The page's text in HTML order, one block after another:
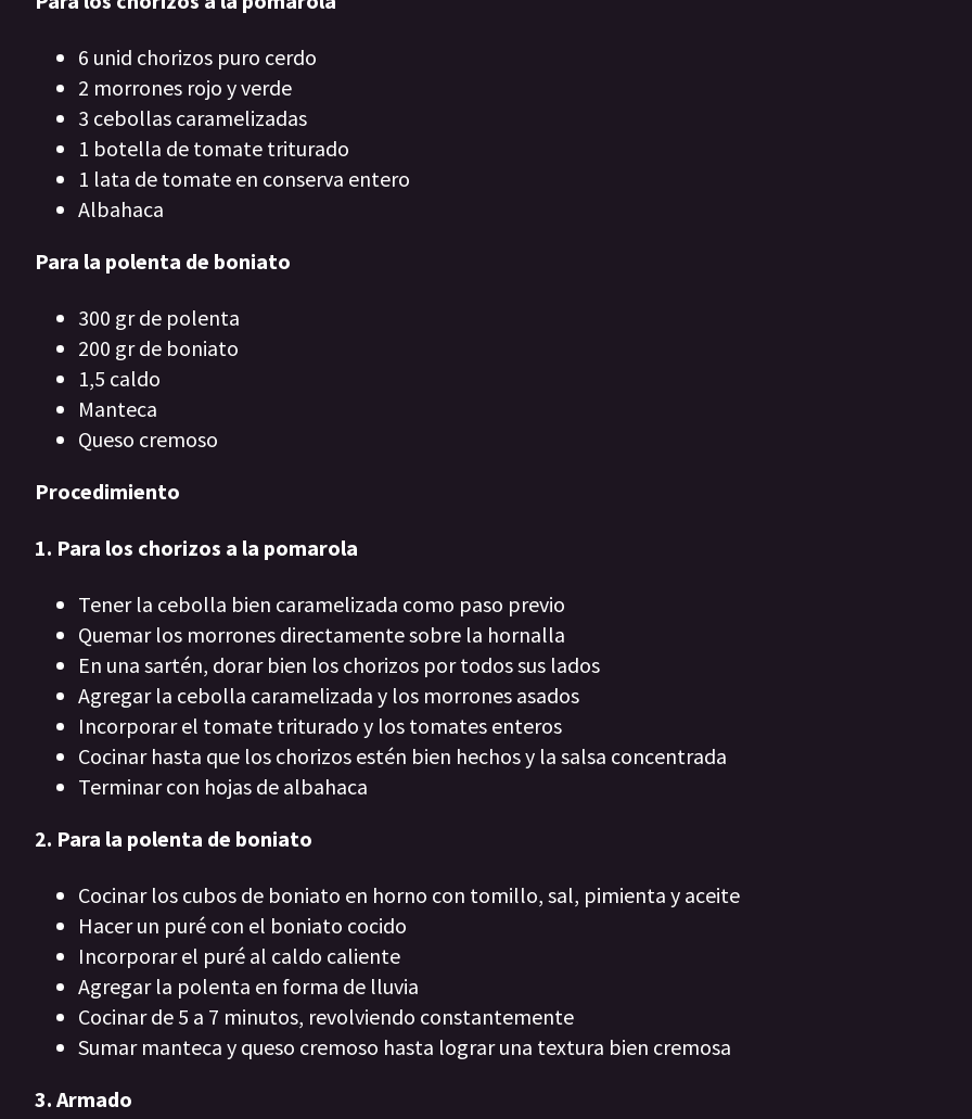
6 unid chorizos puro cerdo
2 morrones rojo y verde
3 cebollas caramelizadas
1 botella de tomate triturado
1 lata de tomate en conserva entero
Albahaca
Para la polenta de boniato
300 gr de polenta
200 gr de boniato
1,5 caldo
Manteca
Queso cremoso
Procedimiento
1. Para los chorizos a la pomarola
Tener la cebolla bien caramelizada como paso previo
Quemar los morrones directamente sobre la hornalla
En una sartén, dorar bien los chorizos por todos sus lados
Agregar la cebolla caramelizada y los morrones asados
Incorporar el tomate triturado y los tomates enteros
Cocinar hasta que los chorizos estén bien hechos y la salsa concentrada
Terminar con hojas de albahaca
2. Para la polenta de boniato
Cocinar los cubos de boniato en horno con tomillo, sal, pimienta y aceite
Hacer un puré con el boniato cocido
Incorporar el puré al caldo caliente
Agregar la polenta en forma de lluvia
Cocinar de 5 a 7 minutos, revolviendo constantemente
Sumar manteca y queso cremoso hasta lograr una textura bien cremosa
3. Armado